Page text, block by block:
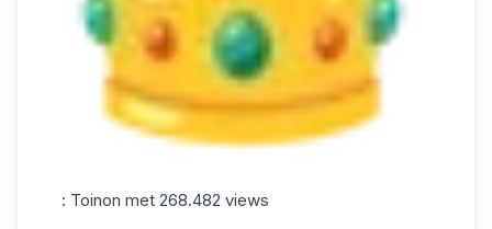
: Toinon met 268.482 views